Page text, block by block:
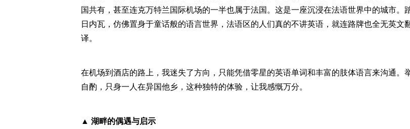
国共有，甚至连克万特兰国际机场的一半也属于法国。这是一座沉浸在法语世界中的城市。
日内瓦，仿佛置身于童话般的语言世界，法语区的人们真的不讲英语，就连路牌也全无英文
译。
在机场到酒店的路上，我迷失了方向，只能凭借零星的英语单词和丰富的肢体语言来沟通。
自酌，只身一人在异国他乡，这种独特的体验，让我感慨万分。
▲ 湖畔的偶遇与启示